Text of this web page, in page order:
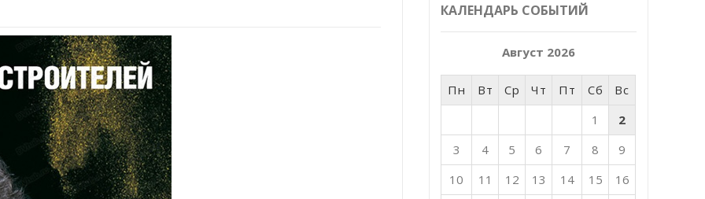
КАЛЕНДАРЬ СОБЫТИЙ
Август 2026
Пн Вт Ср Чт Пт Сб
Вс
1
2
3
4 5 6 7 8
9
10
11 12 13 14 15 16